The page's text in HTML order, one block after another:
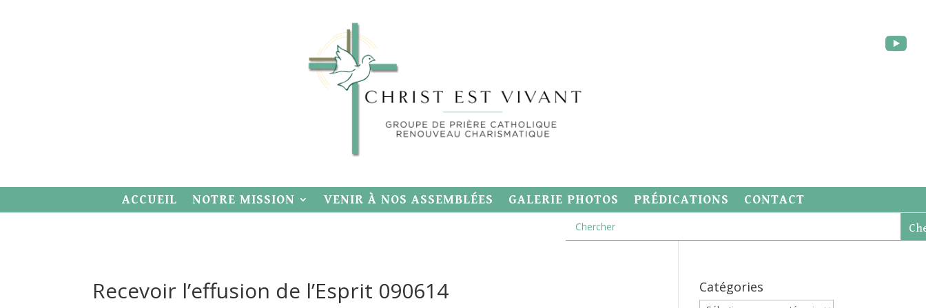
ACCUEIL NOTRE MISSION VENIR À NOS ASSEMBLÉES GALERIE PHOTOS PRÉDICATIONS CONTACT
Recevoir l’effusion de l’Esprit 090614 Catégories